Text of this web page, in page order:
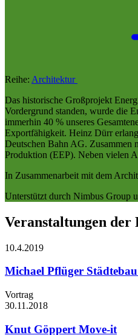
Reihe: Architektur
Das historische Großprojekt
Vordergrund standen, wurde die
immerhin 40 % unseres
Exportfähigkeit. Heinz Dürr
Deutschen Bahn AG. Zusammen
Produktion (EEP). Neben vielen
In Zusammenarbeit mit dem
Unterstützt durch Nimbus Group
Veranstaltungen
10.4.2019
Michael Pflüger
Vortrag
30.11.2018
Knut Göppert Move-it